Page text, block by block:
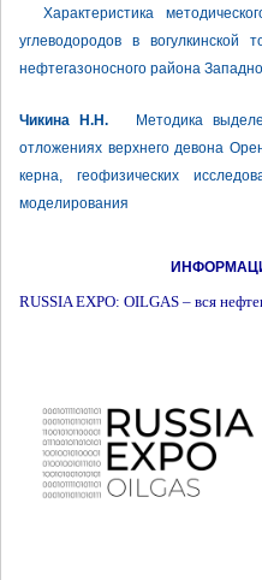
Характеристика
углеводородов в вогулкинской
нефтегазоносного района
Чикина Н.Н.Методика
отложениях верхнего девона
керна, геофизических
моделирования
RUSSIA EXPO: OILGAS – вся